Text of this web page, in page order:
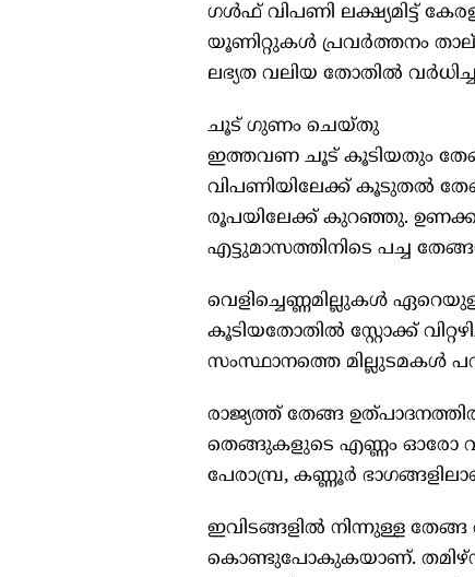
ഗള്‍ഫ് വിപണി ലക്ഷ്യമിട്ട്
യൂണിറ്റുകള്‍ പ്രവര്‍ത്തനം
ലഭ്യത വലിയ തോതില്‍
ചൂട് ഗുണം ചെയ്തു
ഇത്തവണ ചൂട് കൂടിയതും
വിപണിയിലേക്ക് കൂടുതല്‍
രൂപയിലേക്ക് കുറഞ്ഞു.
എട്ടുമാസത്തിനിടെ പച്ച
വെളിച്ചെണ്ണമില്ലുകള്‍
കൂടിയതോതില്‍ സ്റ്റോക്ക്
സംസ്ഥാനത്തെ മില്ലുടമകള്‍
രാജ്യത്ത് തേങ്ങ
തെങ്ങുകളുടെ എണ്ണം ഓരോ
പേരാമ്പ്ര, കണ്ണൂര്‍
ഇവിടങ്ങളില്‍ നിന്നുള്ള തേങ്ങ
കൊണ്ടുപോകുകയാണ്.